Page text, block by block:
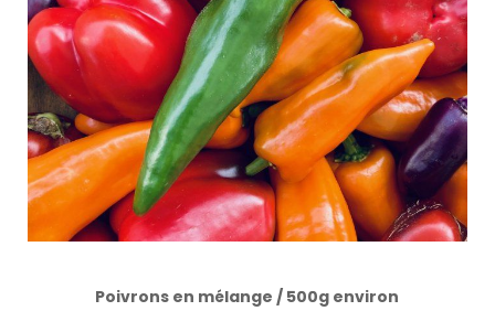
Poivrons en mélange / 500g environ